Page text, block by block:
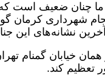
چنان ضعیف است که
شهرداری کرمان
نشانه‌های این
همان خیابان گمنام
تعظیم کند.